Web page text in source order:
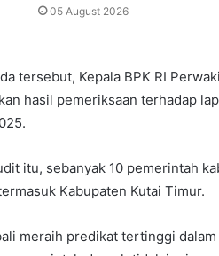
05 August 2026
tersebut, Kepala BPK RI
hasil pemeriksaan terhadap
itu, sebanyak 10 pemerintah
Kabupaten Kutai Timur.
meraih predikat tertinggi